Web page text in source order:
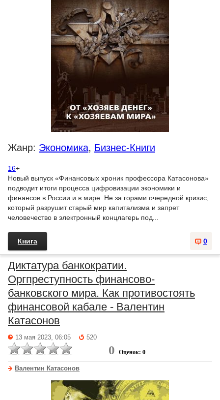
Жанр: Экономика, Бизнес-Книги
16+
Новый выпуск «Финансовых хроник профессора Катасонова»
подводит итоги процесса цифровизации экономики и
финансов в России и в мире. Не за горами очередной кризис,
который разрушит старый мир капитализма и запрет
человечество в электронный концлагерь под...
0
Книга
Диктатура банкократии.
Оргпреступность финансово-
банковского мира. Как противостоять
финансовой кабале - Валентин
Катасонов
13 мая 2023, 06:05 520
0 Оценок: 0
Валентин Катасонов